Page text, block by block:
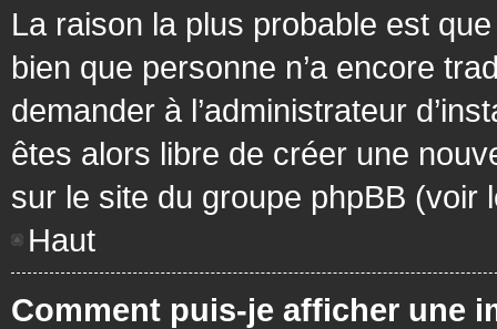
La raison la plus probable est
bien que personne n’a encore
demander à l’administrateur
êtes alors libre de créer une
sur le site du groupe phpBB (voir
Haut
Comment puis-je afficher une